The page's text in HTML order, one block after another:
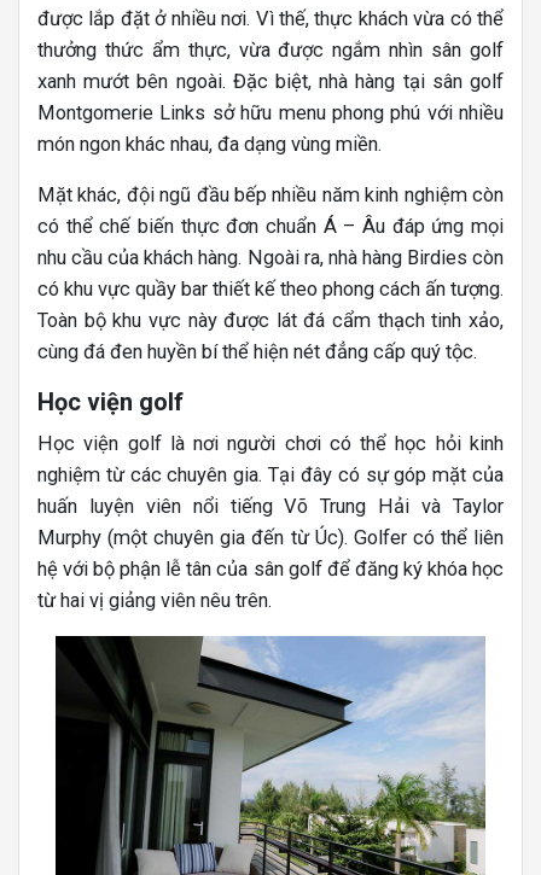
được lắp đặt ở nhiều nơi. Vì thế, thực khách vừa có thể
thưởng thức ẩm thực, vừa được ngắm nhìn sân golf
xanh mướt bên ngoài. Đặc biệt, nhà hàng tại sân golf
Montgomerie Links sở hữu menu phong phú với nhiều
món ngon khác nhau, đa dạng vùng miền.
Mặt khác, đội ngũ đầu bếp nhiều năm kinh nghiệm còn
có thể chế biến thực đơn chuẩn Á – Âu đáp ứng mọi
nhu cầu của khách hàng. Ngoài ra, nhà hàng Birdies còn
có khu vực quầy bar thiết kế theo phong cách ấn tượng.
Toàn bộ khu vực này được lát đá cẩm thạch tinh xảo,
cùng đá đen huyền bí thể hiện nét đẳng cấp quý tộc.
Học viện golf
Học viện golf là nơi người chơi có thể học hỏi kinh
nghiệm từ các chuyên gia. Tại đây có sự góp mặt của
huấn luyện viên nổi tiếng Võ Trung Hải và Taylor
Murphy (một chuyên gia đến từ Úc). Golfer có thể liên
hệ với bộ phận lễ tân của sân golf để đăng ký khóa học
từ hai vị giảng viên nêu trên.